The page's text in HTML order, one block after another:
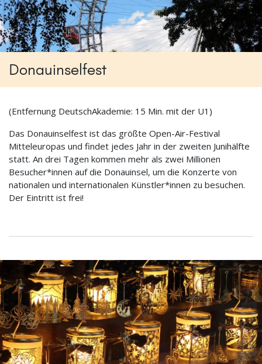
Donauinselfest
(Entfernung DeutschAkademie: 15 Min. mit der U1)
Das Donauinselfest ist das größte Open-Air-Festival
Mitteleuropas und findet jedes Jahr in der zweiten Junihälfte
statt. An drei Tagen kommen mehr als zwei Millionen
Besucher*innen auf die Donauinsel, um die Konzerte von
nationalen und internationalen Künstler*innen zu besuchen.
Der Eintritt ist frei!